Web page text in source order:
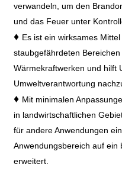
verwandeln, um den
und das Feuer unter
♦ Es ist ein wirksames
staubgefährdeten
Wärmekraftwerken und hilft
Umweltverantwortung
♦ Mit minimalen
in landwirtschaftlichen
für andere Anwendungen
Anwendungsbereich auf ein
erweitert.